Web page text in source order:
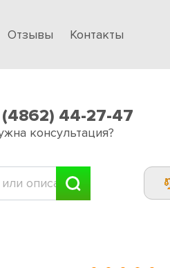
Отзывы Контакты
(4862) 44-27-47
консультация?